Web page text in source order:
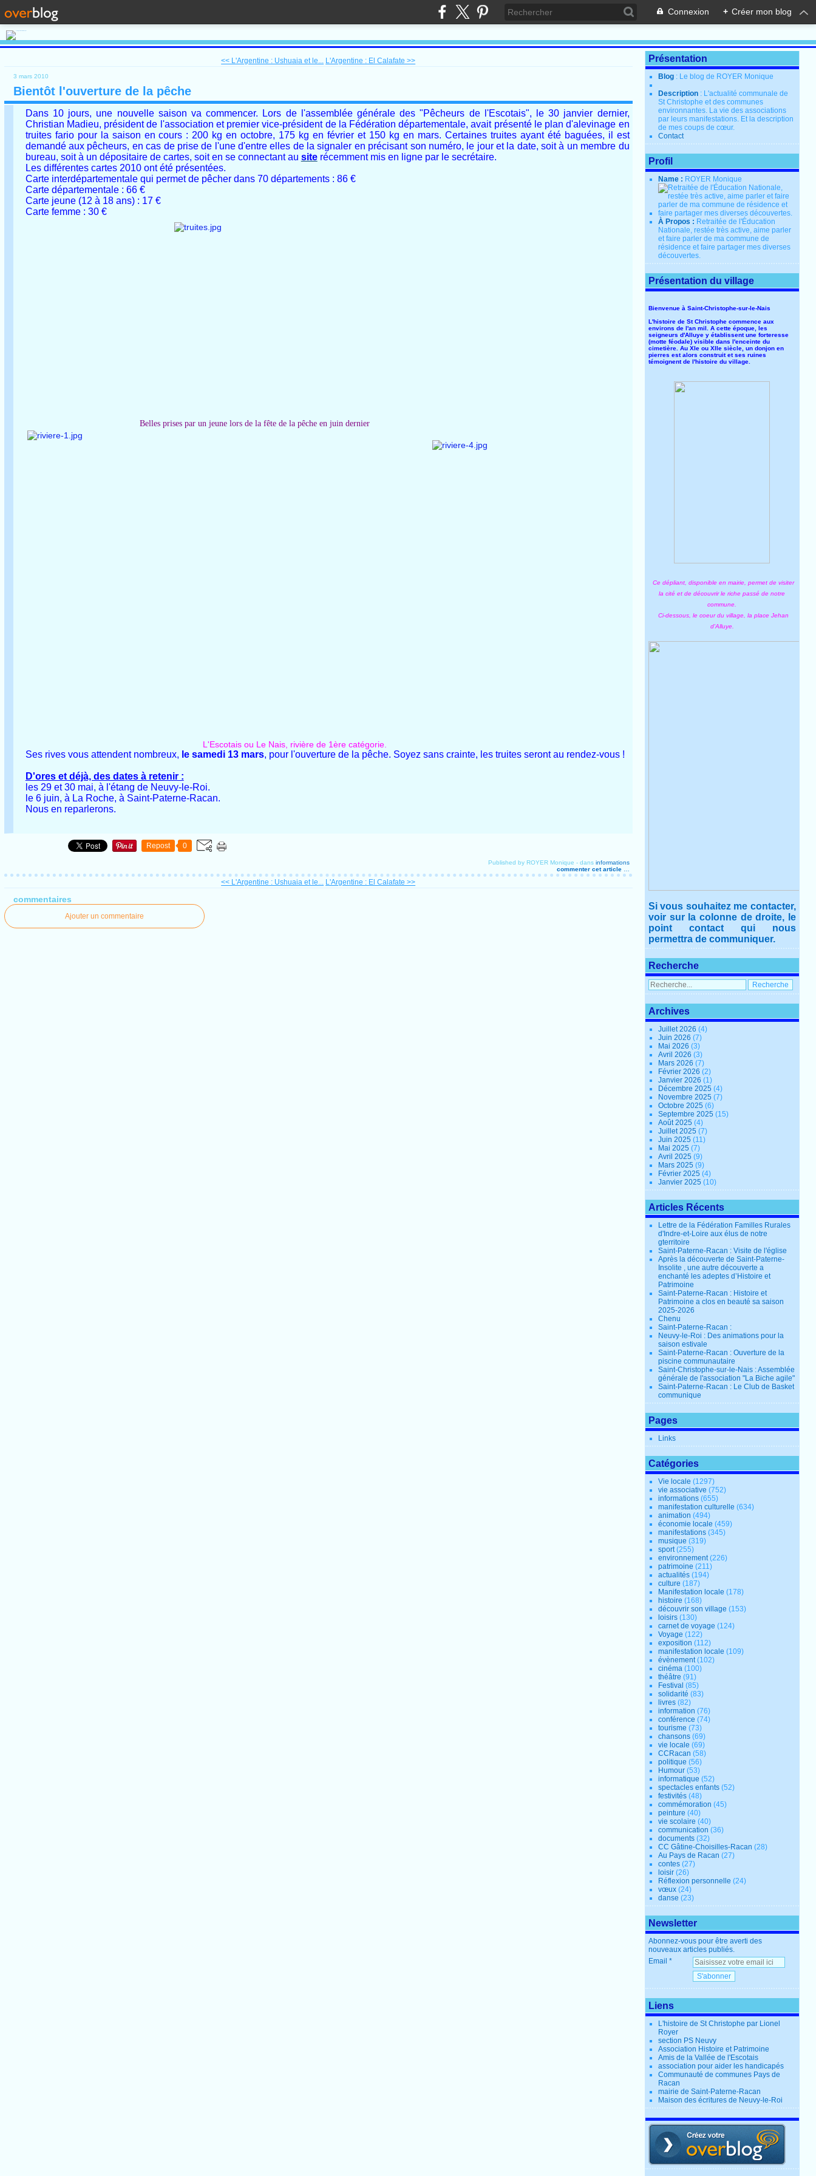
Connexion + Créer mon blog
<< L'Argentine : Ushuaia et le... L'Argentine : El Calafate >>
3 mars 2010
Bientôt l'ouverture de la pêche
Dans 10 jours, une nouvelle saison va commencer. Lors de l'assemblée générale des "Pêcheurs de l'Escotais", le 30 janvier dernier,
Christian Madieu, président de l'association et premier vice-président de la Fédération départementale, avait présenté le plan d'alevinage en
truites fario pour la saison en cours : 200 kg en octobre, 175 kg en février et 150 kg en mars. Certaines truites ayant été baguées, il est
demandé aux pêcheurs, en cas de prise de l'une d'entre elles de la signaler en précisant son numéro, le jour et la date, soit à un membre du
bureau, soit à un dépositaire de cartes, soit en se connectant au site récemment mis en ligne par le secrétaire.
Les différentes cartes 2010 ont été présentées.
Carte interdépartementale qui permet de pêcher dans 70 départements : 86 €
Carte départementale : 66 €
Carte jeune (12 à 18 ans) : 17 €
Carte femme : 30 €
Belles prises par un jeune lors de la fête de la pêche en juin dernier
L'Escotais ou Le Nais, rivière de 1ère catégorie.
Ses rives vous attendent nombreux, le samedi 13 mars, pour l'ouverture de la pêche. Soyez sans crainte, les truites seront au rendez-vous !
D'ores et déjà, des dates à retenir :
les 29 et 30 mai, à l'étang de Neuvy-le-Roi.
le 6 juin, à La Roche, à Saint-Paterne-Racan.
Nous en reparlerons.
Repost 0
Published by ROYER Monique -dans informations
commenter cet article
<< L'Argentine : Ushuaia et le... L'Argentine : El Calafate >>
commentaires
Ajouter un commentaire
Présentation
Blog : Le blog de ROYER Monique
Description : L'actualité communale de
St Christophe et des communes
environnantes. La vie des associations
par leurs manifestations. Et la description
de mes coups de cœur.
Contact
Profil
Name : ROYER Monique
À Propos : Retraitée de l'Éducation
Nationale, restée très active, aime parler
et faire parler de ma commune de
résidence et faire partager mes diverses
découvertes.
Présentation du village
Bienvenue à Saint-Christophe-sur-le-Nais
L'histoire de St Christophe commence aux
environs de l'an mil. A cette époque, les
seigneurs d'Alluye y établissent une forteresse
(motte féodale) visible dans l'enceinte du
cimetière. Au XIe ou XIIe siècle, un donjon en
pierres est alors construit et ses ruines
témoignent de l'histoire du village.
Ce dépliant, disponible en mairie, permet de visiter
la cité et de découvrir le riche passé de notre
commune.
Ci-dessous, le coeur du village, la place Jehan
d'Alluye.
Si vous souhaitez me contacter,
voir sur la colonne de droite, le
point contact qui nous
permettra de communiquer.
Recherche
Archives
Juillet 2026(4)
Juin 2026(7)
Mai 2026(3)
Avril 2026(3)
Mars 2026(7)
Février 2026(2)
Janvier 2026(1)
Décembre 2025(4)
Novembre 2025(7)
Octobre 2025(6)
Septembre 2025(15)
Août 2025(4)
Juillet 2025(7)
Juin 2025(11)
Mai 2025(7)
Avril 2025(9)
Mars 2025(9)
Février 2025(4)
Janvier 2025(10)
Articles Récents
Lettre de la Fédération Familles Rurales
d'Indre-et-Loire aux élus de notre
gterritoire
Saint-Paterne-Racan : Visite de l'église
Après la découverte de Saint-Paterne-
Insolite , une autre découverte a
enchanté les adeptes d’Histoire et
Patrimoine
Saint-Paterne-Racan : Histoire et
Patrimoine a clos en beauté sa saison
2025-2026
Chenu
Saint-Paterne-Racan :
Neuvy-le-Roi : Des animations pour la
saison estivale
Saint-Paterne-Racan : Ouverture de la
piscine communautaire
Saint-Christophe-sur-le-Nais : Assemblée
générale de l'association "La Biche agile"
Saint-Paterne-Racan : Le Club de Basket
communique
Pages
Links
Catégories
Vie locale (1297)
vie associative (752)
informations (655)
manifestation culturelle (634)
animation (494)
économie locale (459)
manifestations (345)
musique (319)
sport(255)
environnement(226)
patrimoine (211)
actualités (194)
culture (187)
Manifestation locale (178)
histoire (168)
découvrir son village (153)
loisirs (130)
carnet de voyage (124)
Voyage (122)
exposition (112)
manifestation locale (109)
évènement(102)
cinéma (100)
théâtre (91)
Festival (85)
solidarité (83)
livres (82)
information (76)
conférence (74)
tourisme (73)
chansons (69)
vie locale (69)
CCRacan (58)
politique (56)
Humour (53)
informatique (52)
spectacles enfants (52)
festivités (48)
commémoration (45)
peinture (40)
vie scolaire (40)
communication (36)
documents (32)
CC Gâtine-Choisilles-Racan (28)
Au Pays de Racan (27)
contes (27)
loisir (26)
Réflexion personnelle (24)
vœux (24)
danse (23)
Newsletter
Abonnez-vous pour être averti des
nouveaux articles publiés.
Email
Liens
L'histoire de St Christophe par Lionel
Royer
section PS Neuvy
Association Histoire et Patrimoine
Amis de la Vallée de l'Escotais
association pour aider les handicapés
Communauté de communes Pays de
Racan
mairie de Saint-Paterne-Racan
Maison des écritures de Neuvy-le-Roi